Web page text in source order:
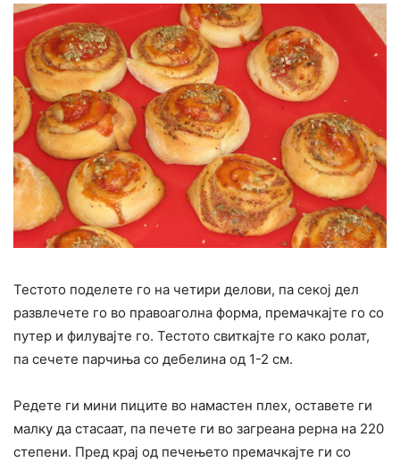
Тестото поделете го на четири делови, па секој дел
развлечете го во правоаголна форма, премачкајте го со
путер и филувајте го. Тестото свиткајте го како ролат,
па сечете парчиња со дебелина од 1-2 см.
Редете ги мини пиците во намастен плех, оставете ги
малку да стасаат, па печете ги во загреана рерна на 220
степени. Пред крај од печењето премачкајте ги со